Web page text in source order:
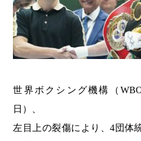
世界ボクシング機構（
日）、
左目上の裂傷により、4団体